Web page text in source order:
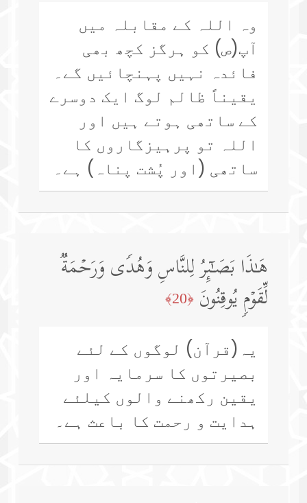
وہ اللہ کے مقابلہ میں
آپ(ص) کو ہرگز کچھ بھی
فائدہ نہیں پہنچائیں گے۔
یقیناً ظالم لوگ ایک دوسرے
کے ساتھی ہوتے ہیں اور
اللہ تو پرہیزگاروں کا
ساتھی (اور پُشت پناہ) ہے۔
هَـٰذَا بَصَـٰۤىِٕرُ لِلنَّاسِ وَهُدࣰى وَرَحۡمَةࣱ
لِّقَوۡمࣲ یُوقِنُونَ ﴿20﴾
یہ(قرآن) لوگوں کے لئے
بصیرتوں کا سرمایہ اور
یقین رکھنے والوں کیلئے
ہدایت و رحمت کا باعث ہے۔